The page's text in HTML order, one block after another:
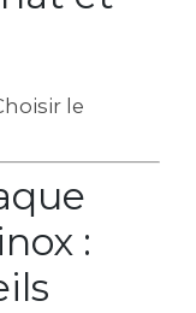
le
: